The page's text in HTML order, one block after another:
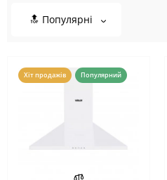
🔝 Популярні
Хіт продажів Популярний